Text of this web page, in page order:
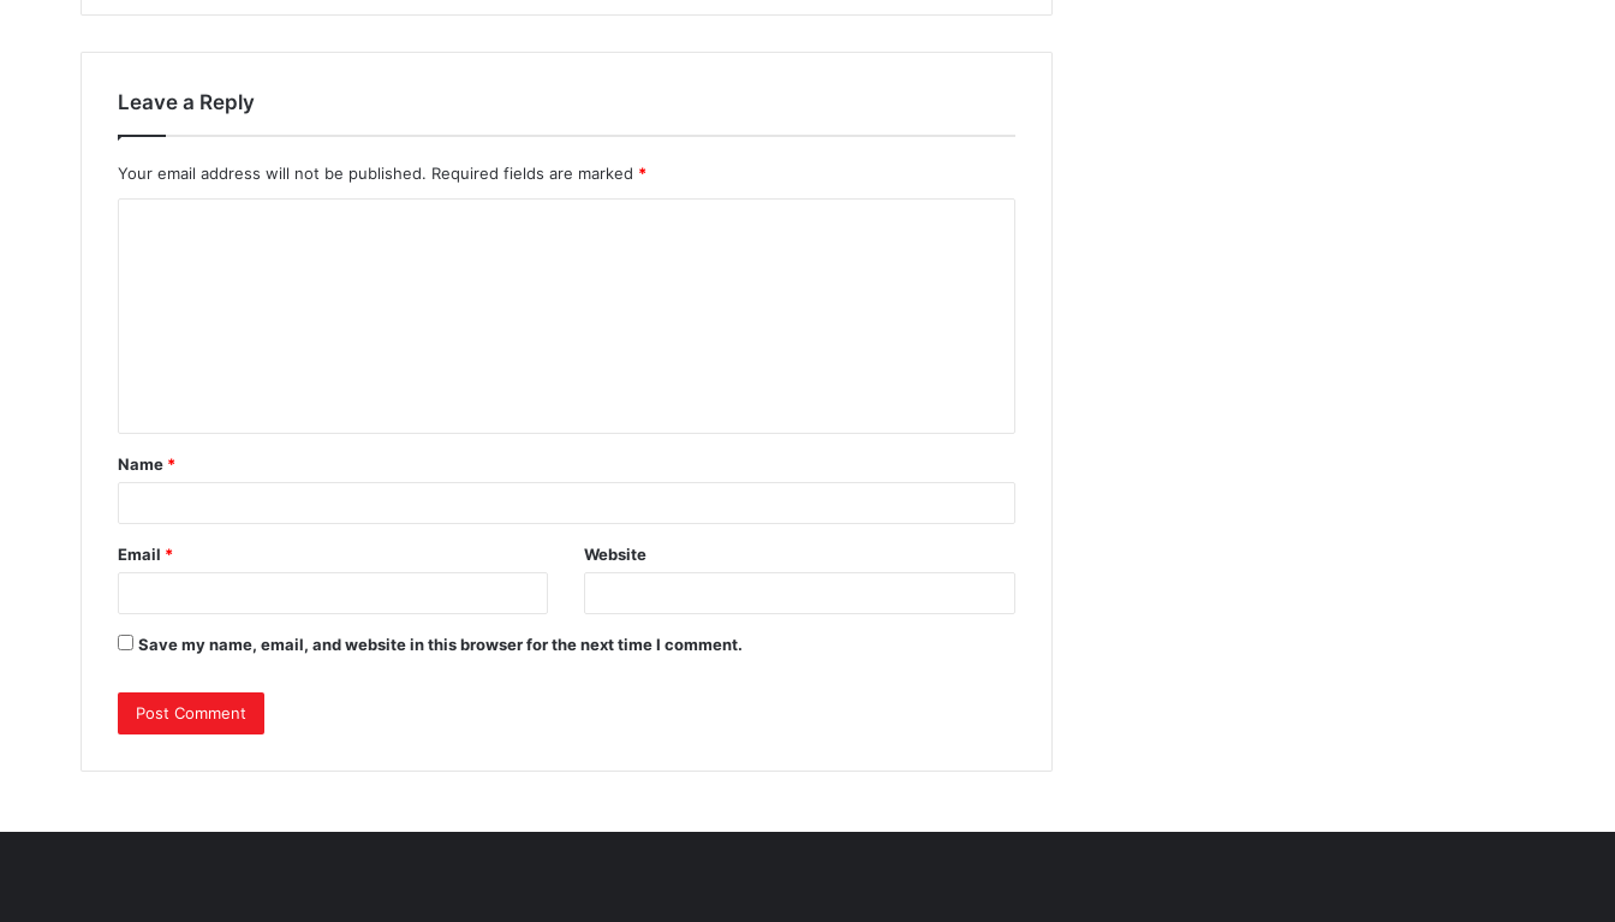
Leave a Reply
Your email address will not be published. Required fields are marked *
Name *
Email * Website
Save my name, email, and website in this browser for the next time I comment.